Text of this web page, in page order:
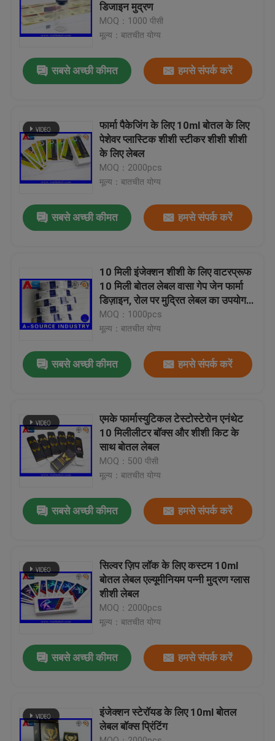
उत्पादों
हमारे बारे में
कारखाना भ्रमण
संपर्क करें
एक उद्धरण का अनुरोध करें
10ml Vial Labels
छोटी बोतल लेबल
डिजाइन मुद्रण
MOQ：1000 पीसी
मूल्य：बातचीत योग्य
सबसे अच्छी कीमत हमसे संपर्क करें
फार्मा पैकेजिंग के लिए 10ml बोतल के लिए
पेशेवर प्लास्टिक शीशी स्टीकर शीशी शीशी
के लिए लेबल
MOQ：2000pcs
मूल्य：बातचीत योग्य
सबसे अच्छी कीमत हमसे संपर्क करें
10 मिली इंजेक्शन शीशी के लिए वाटरप्रूफ
10 मिली बोतल लेबल वासा गेप जेन फार्मा
डिज़ाइन, रोल पर मुद्रित लेबल का उपयोग
करें
MOQ：1000pcs
मूल्य：बातचीत योग्य
सबसे अच्छी कीमत हमसे संपर्क करें
एमके फार्मास्युटिकल टेस्टोस्टेरोन एनंथेट
10 मिलीलीटर बॉक्स और शीशी किट के
साथ बोतल लेबल
MOQ：500 पीसी
मूल्य：बातचीत योग्य
सबसे अच्छी कीमत हमसे संपर्क करें
सिल्वर ज़िप लॉक के लिए कस्टम 10ml
बोतल लेबल एल्यूमीनियम पन्नी मुद्रण ग्लास
शीशी लेबल
MOQ：2000pcs
मूल्य：बातचीत योग्य
सबसे अच्छी कीमत हमसे संपर्क करें
इंजेक्शन स्टेरॉयड के लिए 10ml बोतल
लेबल बॉक्स प्रिंटिंग